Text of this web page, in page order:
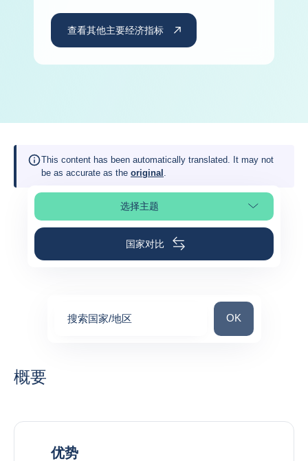
查看其他主要经济指标
This content has been automatically translated. It may not
be as accurate as the original .
选择主题
选择页面
国家对比
搜索国家/地区 搜索国家/地区
OK
概要
优势